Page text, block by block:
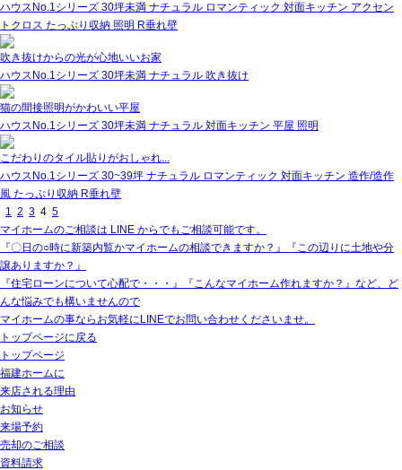
ハウスNo.1シリーズ 30坪未満 ナチュラル ロマンティック 対面キッチン アクセン
トクロス たっぷり収納 照明 R垂れ壁
吹き抜けからの光が心地いいお家
ハウスNo.1シリーズ 30坪未満 ナチュラル 吹き抜け
猫の間接照明がかわいい平屋
ハウスNo.1シリーズ 30坪未満 ナチュラル 対面キッチン 平屋 照明
こだわりのタイル貼りがおしゃれ...
ハウスNo.1シリーズ 30~39坪 ナチュラル ロマンティック 対面キッチン 造作/造作
風 たっぷり収納 R垂れ壁
1 2 3 4 5
マイホームのご相談は LINE からでもご相談可能です。
『〇日の○時に新築内覧かマイホームの相談できますか？』『この辺りに土地や分
譲ありますか？』
『住宅ローンについて心配で・・・』『こんなマイホーム作れますか？』など、ど
んな悩みでも構いませんので
マイホームの事ならお気軽にLINEでお問い合わせくださいませ。
トップページに戻る
トップページ
福建ホームに
来店される理由
お知らせ
来場予約
売却のご相談
資料請求